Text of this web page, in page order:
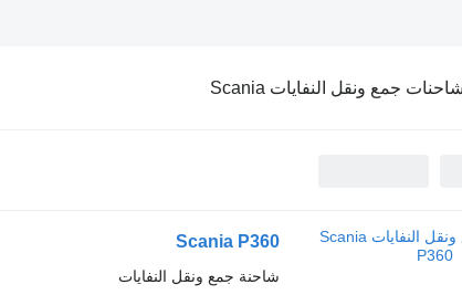
شاحنات جمع ونقل النفايات Scania
Scania P360
شاحنة جمع ونقل النفايات